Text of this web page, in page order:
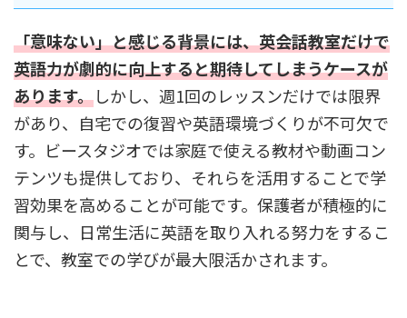
「意味ない」と感じる背景には、英会話教室だけで
英語力が劇的に向上すると期待してしまうケースが
あります。しかし、週1回のレッスンだけでは限界
があり、自宅での復習や英語環境づくりが不可欠で
す。ビースタジオでは家庭で使える教材や動画コン
テンツも提供しており、それらを活用することで学
習効果を高めることが可能です。保護者が積極的に
関与し、日常生活に英語を取り入れる努力をするこ
とで、教室での学びが最大限活かされます。